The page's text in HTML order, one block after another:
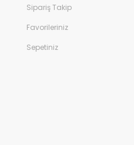
Sipariş Takip
Favorileriniz
Sepetiniz